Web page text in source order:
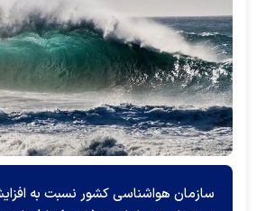
سازمان هواشناسی کشور نسبت به